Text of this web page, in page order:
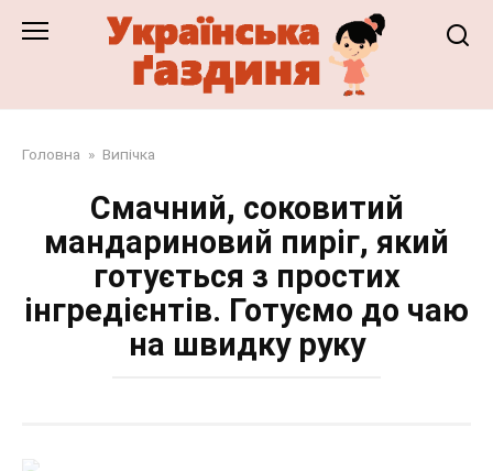
Головна » Випічка
Смачний, соковитий
мандариновий пиріг, який
готується з простих
інгредієнтів. Готуємо до чаю
на швидку руку